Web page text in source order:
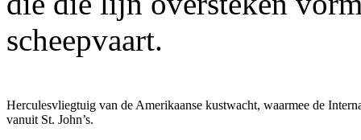
scheepvaart.
Herculesvliegtuig van de Amerikaanse kustwacht, waarmee de
vanuit St. John’s.